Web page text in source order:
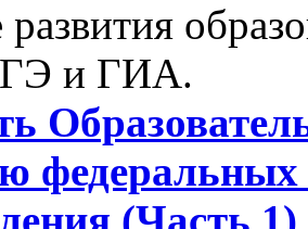
развития
и ГИА.
федеральных